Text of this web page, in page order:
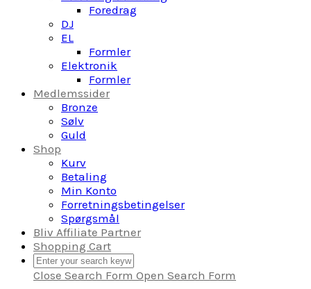
Foredrag
DJ
EL
Formler
Elektronik
Formler
Medlemssider
Bronze
Sølv
Guld
Shop
Kurv
Betaling
Min Konto
Forretningsbetingelser
Spørgsmål
Bliv Affiliate Partner
Shopping Cart
Close Search Form Open Search Form